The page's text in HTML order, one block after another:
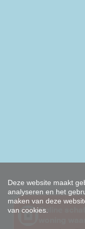
Deze website maakt
analyseren en het
maken van deze
van cookies.